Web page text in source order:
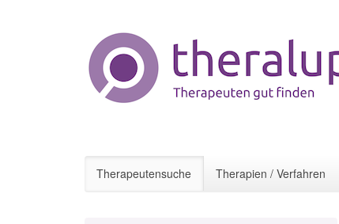
Therapeutensuche Therapien / Verfahren